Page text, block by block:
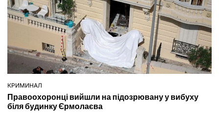
ОПУБЛІКУВАТИ
КРИМИНАЛ
Правоохоронці вийшли на підозрювану у вибуху
біля будинку Єрмолаєва